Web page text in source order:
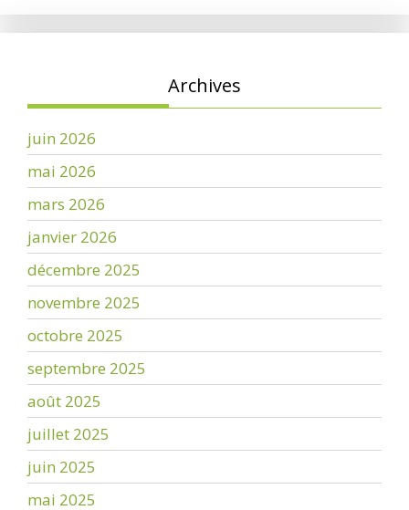
Archives
juin 2026
mai 2026
mars 2026
janvier 2026
décembre 2025
novembre 2025
octobre 2025
septembre 2025
août 2025
juillet 2025
juin 2025
mai 2025